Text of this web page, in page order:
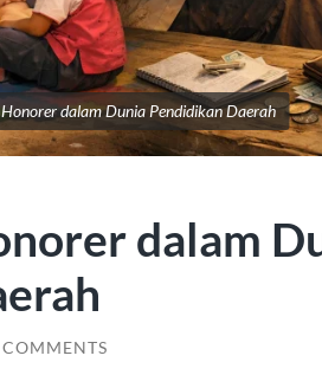
dalam Dunia Pendidikan Daerah
dalam